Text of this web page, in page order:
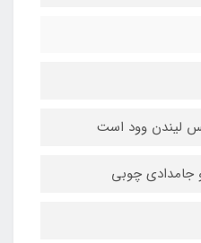
لیندن وود است
جامدادی چوبی